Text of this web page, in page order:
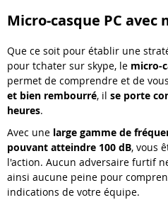
Micro-casque PC
Que ce soit pour établir une
pour tchater sur skype, le micro-
permet de comprendre et de
et bien rembourré, il se porte
heures.
Avec une large gamme de
pouvant atteindre 100 dB, vous
l'action. Aucun adversaire furtif
ainsi aucune peine pour
indications de votre équipe.